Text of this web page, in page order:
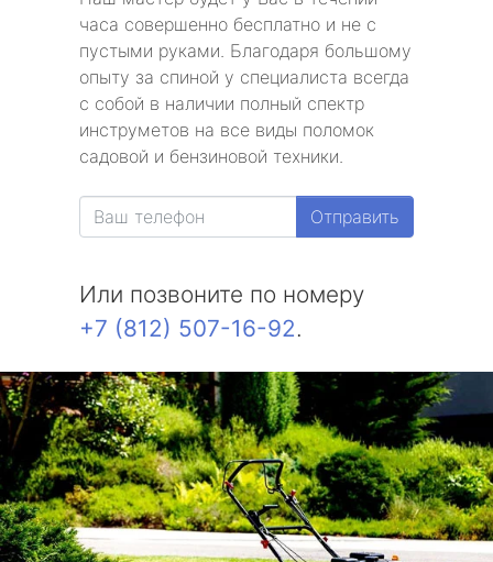
часа совершенно бесплатно и не с
пустыми руками. Благодаря большому
опыту за спиной у специалиста всегда
с собой в наличии полный спектр
инструметов на все виды поломок
садовой и бензиновой техники.
Отправить
Или позвоните по номеру
+7 (812) 507-16-92.